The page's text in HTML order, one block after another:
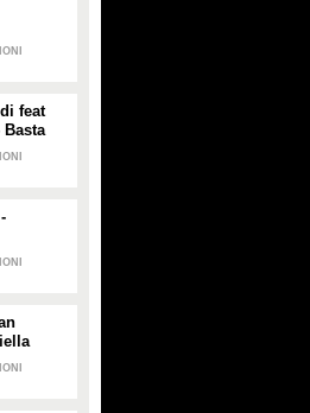
feat